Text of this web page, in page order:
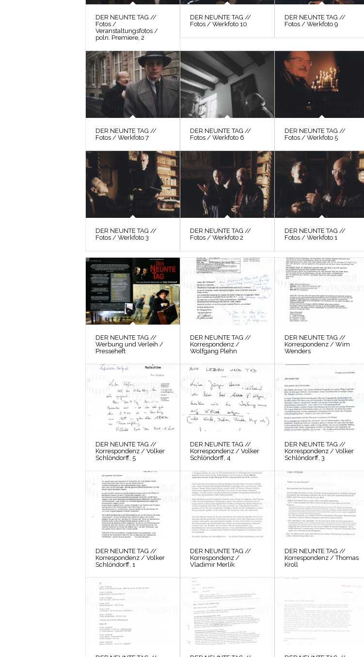
DER NEUNTE TAG //
Fotos /
Veranstaltungsfotos /
poln. Premiere, 2
DER NEUNTE TAG //
Fotos / Werkfoto 10
DER NEUNTE TAG //
Fotos / Werkfoto 9
DER NEUNTE TAG //
Fotos / Werkfoto 7
DER NEUNTE TAG //
Fotos / Werkfoto 6
DER NEUNTE TAG //
Fotos / Werkfoto 5
DER NEUNTE TAG //
Fotos / Werkfoto 3
DER NEUNTE TAG //
Fotos / Werkfoto 2
DER NEUNTE TAG //
Fotos / Werkfoto 1
DER NEUNTE TAG //
Werbung und Verleih /
Presseheft
DER NEUNTE TAG //
Korrespondenz /
Wolfgang Plehn
DER NEUNTE TAG //
Korrespondenz / Wim
Wenders
DER NEUNTE TAG //
Korrespondenz / Volker
Schlöndorff, 5
DER NEUNTE TAG //
Korrespondenz / Volker
Schlöndorff, 4
DER NEUNTE TAG //
Korrespondenz / Volker
Schlöndorff, 3
DER NEUNTE TAG //
Korrespondenz / Volker
Schlöndorff, 1
DER NEUNTE TAG //
Korrespondenz /
Vladimir Merlik
DER NEUNTE TAG //
Korrespondenz / Thomas
Kroll